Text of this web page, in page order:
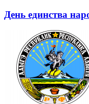
День единства